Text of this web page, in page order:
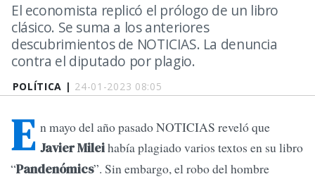
POLÍTICA | 24-01-2023 08:05
El economista replicó el prólogo de un libro
clásico. Se suma a los anteriores
descubrimientos de NOTICIAS. La denuncia
contra el diputado por plagio.
E n mayo del año pasado NOTICIAS reveló que
Javier Mileihabía plagiado varios textos en su libro
“Pandenómics”. Sin embargo, el robo del hombre